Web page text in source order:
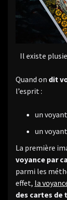
Il existe
Quand on dit
l’esprit :
un
un
La première
voyance par
parmi les
effet, la
des cartes